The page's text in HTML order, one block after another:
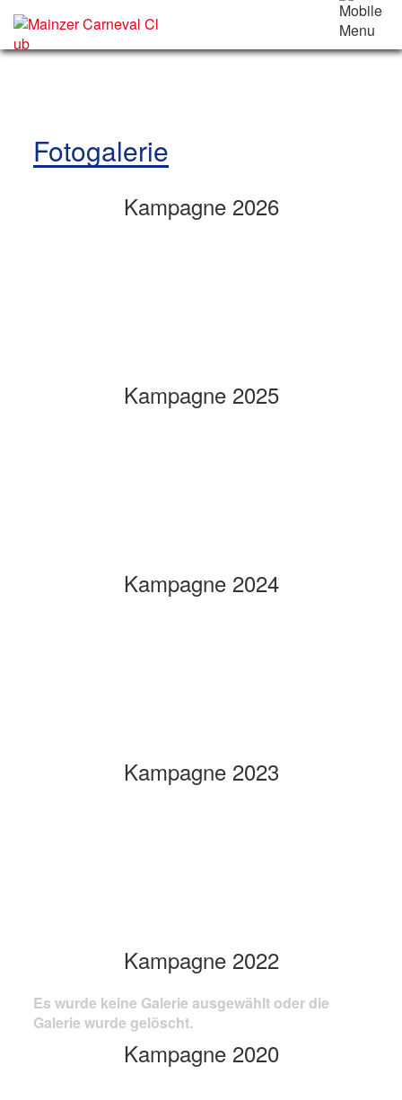
Fotogalerie
Kampagne 2026
Kampagne 2025
Kampagne 2024
Kampagne 2023
Kampagne 2022
Es wurde keine Galerie ausgewählt oder die
Galerie wurde gelöscht.
Kampagne 2020